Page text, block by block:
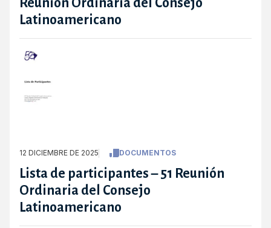
Latinoamericano
12 DICIEMBRE DE 2025 DOCUMENTOS
Lista de participantes – 51 Reunión
Ordinaria del Consejo
Latinoamericano